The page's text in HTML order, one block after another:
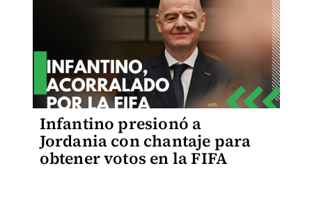
Infantino presionó a
Jordania con chantaje para
obtener votos en la FIFA